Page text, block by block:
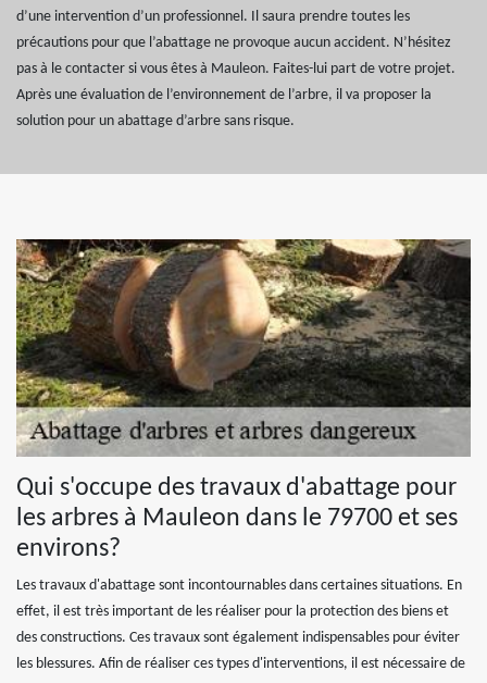
d’une intervention d’un professionnel. Il saura prendre toutes les
précautions pour que l’abattage ne provoque aucun accident. N’hésitez
pas à le contacter si vous êtes à Mauleon. Faites-lui part de votre projet.
Après une évaluation de l’environnement de l’arbre, il va proposer la
solution pour un abattage d’arbre sans risque.
Qui s'occupe des travaux d'abattage pour
les arbres à Mauleon dans le 79700 et ses
environs?
Les travaux d'abattage sont incontournables dans certaines situations. En
effet, il est très important de les réaliser pour la protection des biens et
des constructions. Ces travaux sont également indispensables pour éviter
les blessures. Afin de réaliser ces types d'interventions, il est nécessaire de